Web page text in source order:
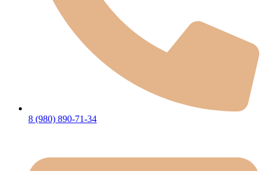
8 (980) 890-71-34